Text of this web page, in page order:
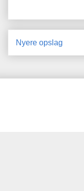
Nyere opslag